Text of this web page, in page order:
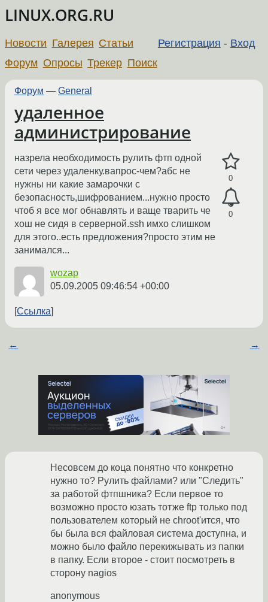
LINUX.ORG.RU
Регистрация - Вход
Новости Галерея Статьи
Форум Опросы Трекер Поиск
Форум — General
удаленное
администрирование
0
0
назрела необходимость рулить фтп одной
сети через удаленку.вапрос-чем?абс не
нужны ни какие замарочки с
безопасность,шифрованием...нужно просто
чтоб я все мог обнавлять и ваще тварить че
хош не сидя в серверной.ssh имхо слишком
для этого..есть предложения?просто этим не
занимался...
wozap
05.09.2005 09:46:54 +00:00
Ссылка
← →
Несовсем до коца понятно что конкретно
нужно то? Рулить файлами? или "Следить"
за работой фтпшника? Если первое то
возможно просто юзать тотже ftp только под
пользователем который не chroot'ится, что
бы была вся файловая система доступна, и
можно было файло перекижывать из папки
в папку. Если второе - стоит посмотреть в
сторону nagios
anonymous